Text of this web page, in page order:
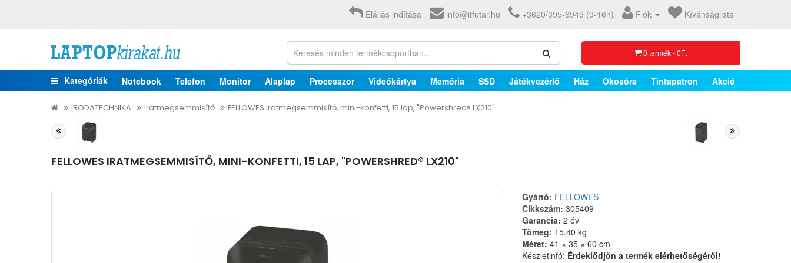
Elállás indítása info@itfutar.hu +3620/395-6949 (9-16h) Fiók Kívánságlista
0 termék - 0Ft
Kategóriák Notebook Telefon Monitor Alaplap Processzor Videókártya Memória SSD Játékvezérlő Ház Okosóra Tintapatron Akció
IRODATECHNIKA Iratmegsemmisítő FELLOWES Iratmegsemmisítő, mini-konfetti, 15 lap, "Powershred® LX210"
FELLOWES IRATMEGSEMMISÍTŐ, MINI-KONFETTI, 15 LAP, "POWERSHRED® LX210"
Gyártó: FELLOWES
Cikkszám: 305409
Garancia: 2 év
Tömeg: 15.40 kg
Méret: 41 × 35 × 60 cm
Készletinfó: Érdeklődjön a termék elérhetőségéről!